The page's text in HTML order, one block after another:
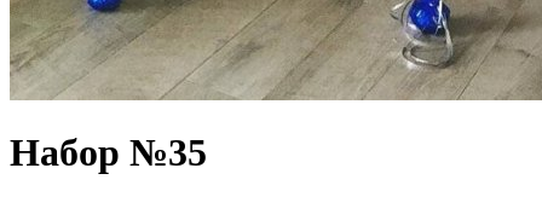
Набор №35